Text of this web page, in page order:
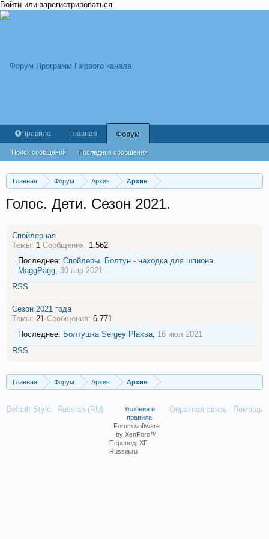
Войти или зарегистрироваться
Главная Форум Архив Архив
Голос. Дети. Сезон 2021.
Спойлерная
Темы: 1 Сообщения: 1.562
Последнее: Спойлеры. Болтун - находка для шпиона.
MaggPagg, 30 апр 2021
RSS
Сезон 2021 года
Темы: 21 Сообщения: 6.771
Последнее: Болтушка Sergey Plaksa, 16 июл 2021
RSS
Главная Форум Архив Архив
Правила Главная Форум
Поиск сообщений Последние сообщения
Default Style Russian (RU) Обратная связь Помощь
Условия и
правила
Forum software
by XenForo™
Перевод: XF-
Russia.ru